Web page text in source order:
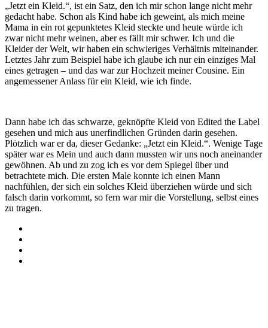
„Jetzt ein Kleid.“, ist ein Satz, den ich mir schon lange nicht mehr
gedacht habe. Schon als Kind habe ich geweint, als mich meine
Mama in ein rot gepunktetes Kleid steckte und heute würde ich
zwar nicht mehr weinen, aber es fällt mir schwer. Ich und die
Kleider der Welt, wir haben ein schwieriges Verhältnis miteinander.
Letztes Jahr zum Beispiel habe ich glaube ich nur ein einziges Mal
eines getragen – und das war zur Hochzeit meiner Cousine. Ein
angemessener Anlass für ein Kleid, wie ich finde.
Dann habe ich das schwarze, geknöpfte Kleid von Edited the Label
gesehen und mich aus unerfindlichen Gründen darin gesehen.
Plötzlich war er da, dieser Gedanke: „Jetzt ein Kleid.“. Wenige Tage
später war es Mein und auch dann mussten wir uns noch aneinander
gewöhnen. Ab und zu zog ich es vor dem Spiegel über und
betrachtete mich. Die ersten Male konnte ich einen Mann
nachfühlen, der sich ein solches Kleid überziehen würde und sich
falsch darin vorkommt, so fern war mir die Vorstellung, selbst eines
zu tragen.